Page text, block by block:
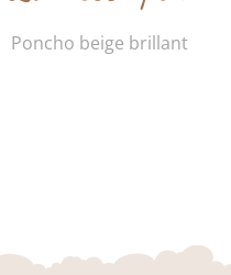
Poncho beige brillant